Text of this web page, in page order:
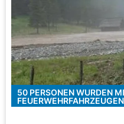
50 PERSONEN WURDEN